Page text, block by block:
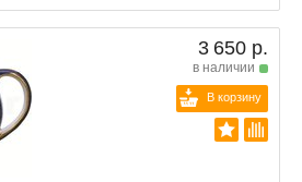
3 650 р.
в наличии
В корзину